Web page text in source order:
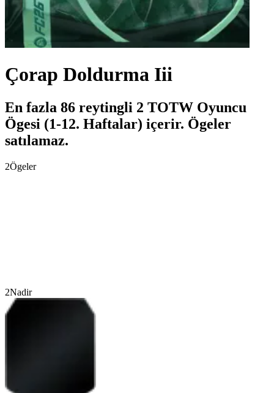
Çorap Doldurma Iii
En fazla 86 reytingli 2 TOTW Oyuncu
Ögesi (1-12. Haftalar) içerir. Ögeler
satılamaz.
2Ögeler
2Nadir